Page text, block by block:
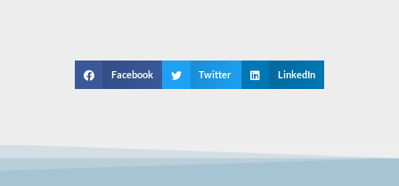
Facebook Twitter LinkedIn